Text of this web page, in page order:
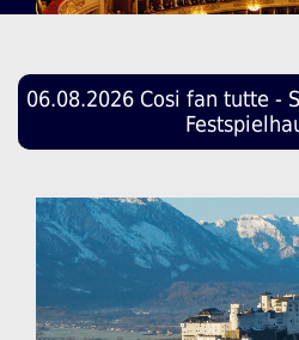
06.08.2026 Cosi fan tutte -